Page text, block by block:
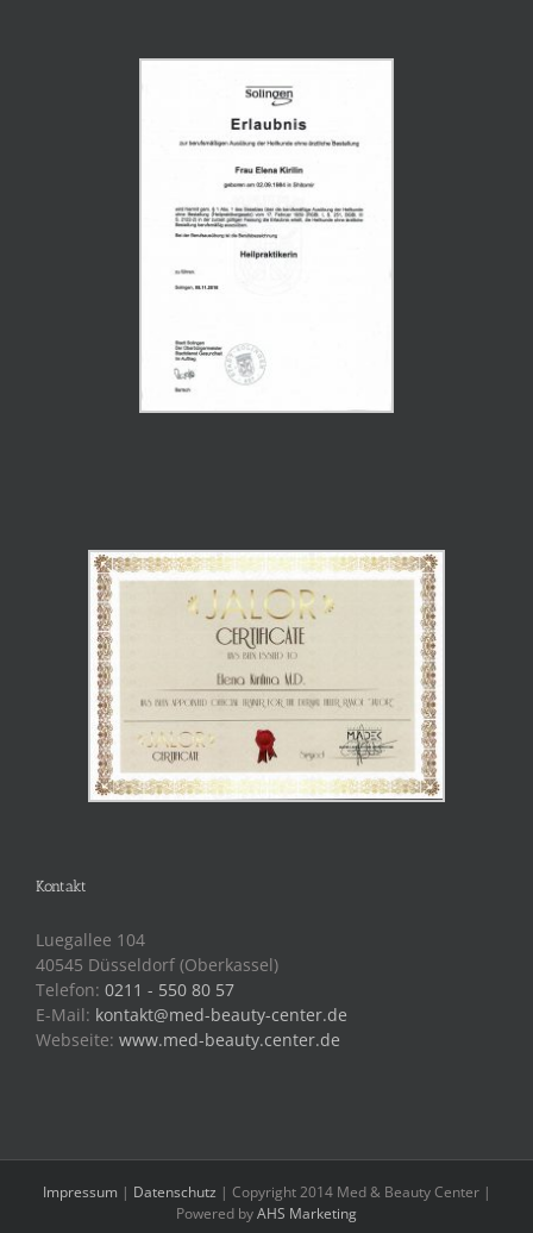
Kontakt
Luegallee 104
40545 Düsseldorf (Oberkassel)
Telefon: 0211 - 550 80 57
E-Mail: kontakt@med-beauty-center.de
Webseite: www.med-beauty.center.de
Impressum | Datenschutz | Copyright 2014 Med & Beauty Center |
Powered byAHS Marketing